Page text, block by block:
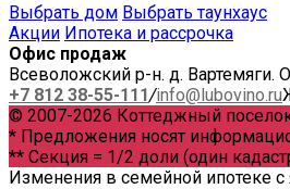
Выбрать дом Выбрать таунхаус
Акции Ипотека и рассрочка
Офис продаж
Всеволожский р-н. д. Вартемяги.
+7 812 38-55-111/info@lubovino.ru
© 2007-2026 Коттеджный
* Предложения носят
** Секция = 1/2 доли (один
Изменения в семейной ипотеке с